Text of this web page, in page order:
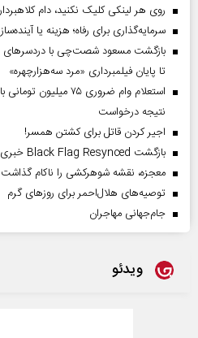
روی هر لینکی کلیک نکنید، دام
سرمایه‌گذاری برای رفاه؛ هزینه یا
بازگشت مسعود شصت‌چی با دردسر‌های
تا پایان فیلمبرداری «مرد سه‌هزارچهره»
استعلام وام ضروری
نتیجه درخواست
اجیر کردن قاتل برای کشتن همسر!
بازگشت Black Flag Resynced خبری جذاب برای دوستداران بازی
معجزه، نقشه شوهرکشی را ناکام گذاشت
توصیه‌های هلال‌احمر برای روز‌های گرم
جام‌جهانی مهاجران
ویدئو